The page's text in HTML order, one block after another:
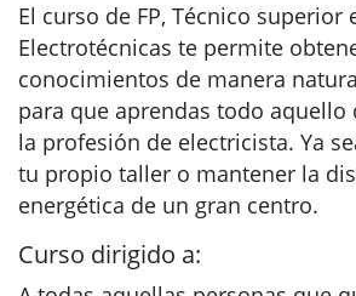
El curso de FP, Técnico superior
Electrotécnicas te permite
conocimientos de manera
para que aprendas todo aquello
la profesión de electricista. Ya
tu propio taller o mantener la
energética de un gran centro.
Curso dirigido a: